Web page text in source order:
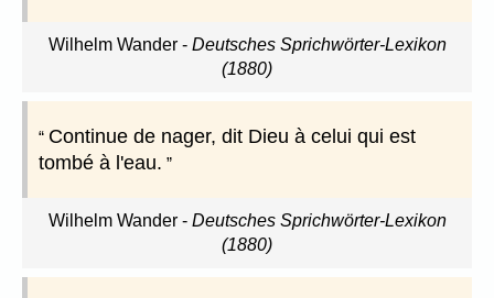
Wilhelm Wander- Deutsches Sprichwörter-Lexikon
(1880)
Continue de nager, dit Dieu à celui qui est
tombé à l'eau.
Wilhelm Wander- Deutsches Sprichwörter-Lexikon
(1880)